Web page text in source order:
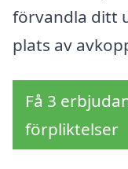
förvandla ditt
plats av
Få 3
förpliktelser